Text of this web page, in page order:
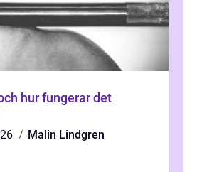
hur fungerar det
Malin Lindgren